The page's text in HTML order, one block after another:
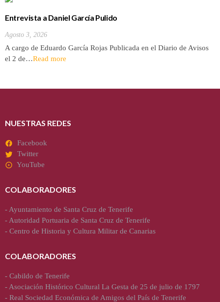
Entrevista a Daniel García Pulido
Agosto 3, 2026
A cargo de Eduardo García Rojas Publicada en el Diario de Avisos
el 2 de…Read more
NUESTRAS REDES
Facebook
Twitter
YouTube
COLABORADORES
- Ayuntamiento de Santa Cruz de Tenerife
- Autoridad Portuaria de Santa Cruz de Tenerife
- Centro de Historia y Cultura Militar de Canarias
COLABORADORES
- Cabildo de Tenerife
- Asociación Histórico Cultural La Gesta de 25 de julio de 1797
- Real Sociedad Económica de Amigos del País de Tenerife